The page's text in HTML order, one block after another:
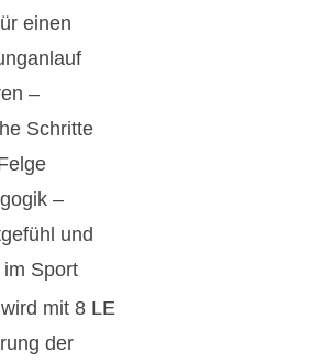
einen
–
Schritte
–
und
Sport
mit 8 LE
der